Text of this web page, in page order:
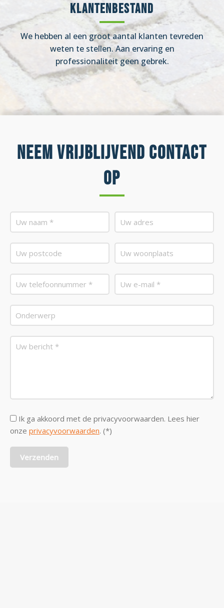
klantenbestand
We hebben al een groot aantal klanten tevreden
weten te stellen. Aan ervaring en
professionaliteit geen gebrek.
Neem vrijblijvend contact
op
Ik ga akkoord met de privacyvoorwaarden. Lees hier
onze privacyvoorwaarden. (*)